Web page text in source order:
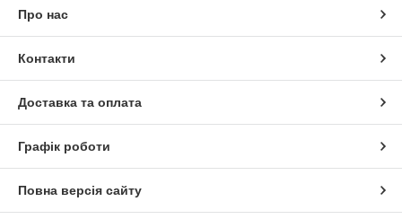
Про нас
Контакти
Доставка та оплата
Графік роботи
Повна версія сайту